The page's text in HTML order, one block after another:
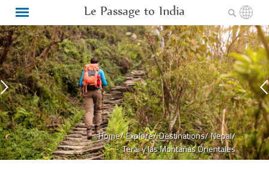
Le Passage to India
Home/Explore/Destinations/Nepal/
Terai y las Montañas Orientales